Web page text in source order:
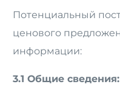
Потенциальный
ценового
информации:
3.1 Общие сведения: